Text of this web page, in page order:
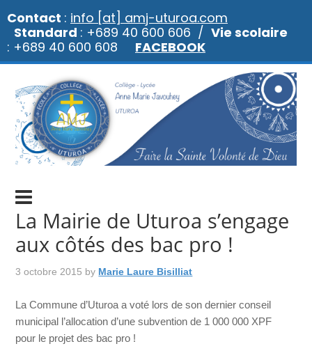
La Mairie de Uturoa s’engage
aux côtés des bac pro !
3 octobre 2015 by Marie Laure Bisilliat
La Commune d’Uturoa a voté lors de son dernier conseil
municipal l’allocation d’une subvention de 1 000 000 XPF
pour le projet des bac pro !
Contact : info [at] amj-uturoa.com
Standard : +689 40 600 606 / Vie scolaire
: +689 40 600 608 FACEBOOK